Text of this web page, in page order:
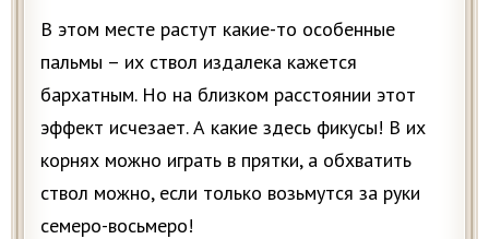
В этом месте растут какие-то особенные
пальмы – их ствол издалека кажется
бархатным. Но на близком расстоянии этот
эффект исчезает. А какие здесь фикусы! В их
корнях можно играть в прятки, а обхватить
ствол можно, если только возьмутся за руки
семеро-восьмеро!